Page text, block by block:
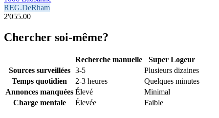
REG.DeRham
2'055.00
Chercher soi-même?
Recherche manuelle
Super Logeur
Sources surveillées
3-5
Plusieurs dizaines
Temps quotidien
2-3 heures
Quelques minutes
Annonces manquées Élevé
Minimal
Charge mentale
Élevée Faible